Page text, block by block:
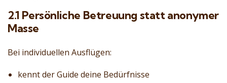
2.1 Persönliche Betreuung statt anonymer
Masse
Bei individuellen Ausflügen:
kennt der Guide deine Bedürfnisse